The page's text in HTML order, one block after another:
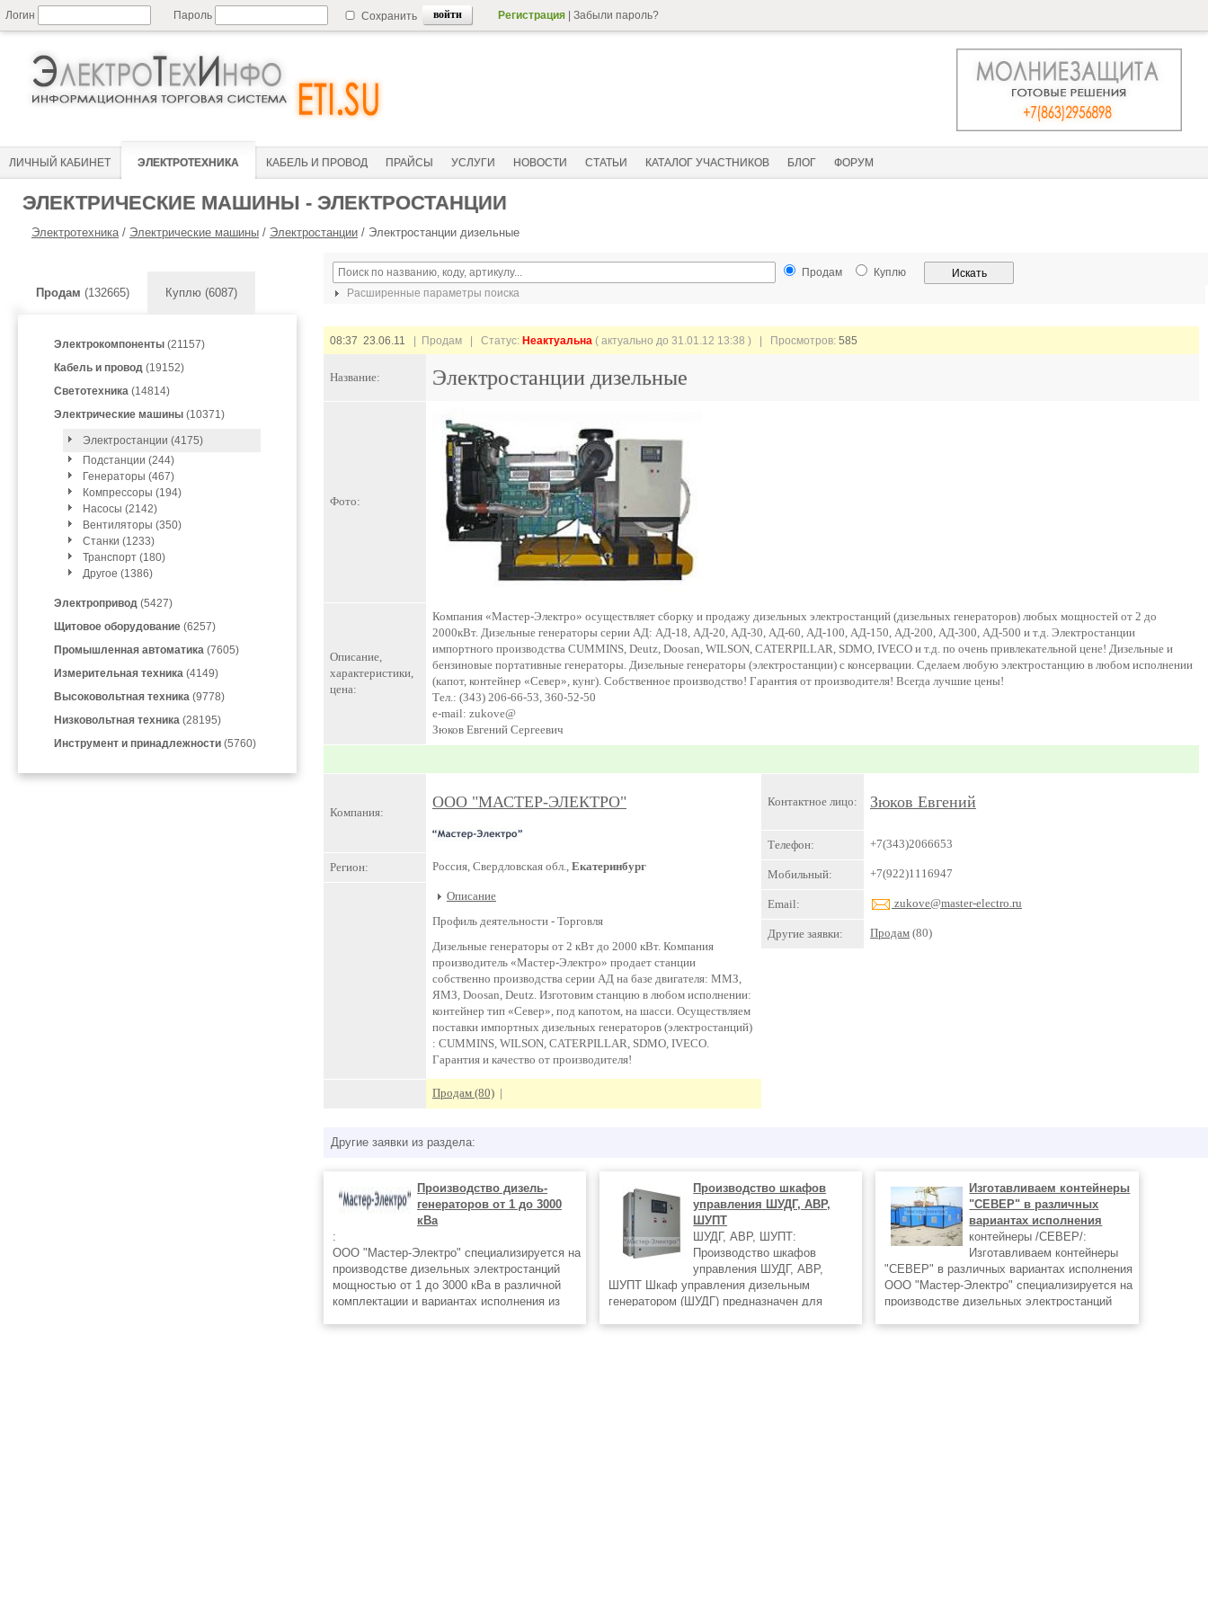
Логин Пароль Сохранить Регистрация Забыли пароль?
ЛИЧНЫЙ КАБИНЕТ ЭЛЕКТРОТЕХНИКА КАБЕЛЬ И ПРОВОД ПРАЙСЫ УСЛУГИ НОВОСТИ СТАТЬИ КАТАЛОГ УЧАСТНИКОВ БЛОГ ФОРУМ
ЭЛЕКТРИЧЕСКИЕ МАШИНЫ - ЭЛЕКТРОСТАНЦИИ
Электротехника/ Электрические машины / Электростанции / Электростанции дизельные
Продам (132665) Куплю (6087)
Электрокомпоненты (21157)
Кабель и провод (19152)
Светотехника (14814)
Электрические машины (10371)
Электростанции (4175)
Подстанции (244)
Генераторы (467)
Компрессоры (194)
Насосы (2142)
Вентиляторы (350)
Станки (1233)
Транспорт (180)
Другое (1386)
Электропривод (5427)
Щитовое оборудование (6257)
Промышленная автоматика (7605)
Измерительная техника (4149)
Высоковольтная техника (9778)
Низковольтная техника (28195)
Инструмент и принадлежности (5760)
Продам
Куплю
Расширенные параметры поиска
08:37 23.06.11 | Продам | Статус: Неактуальна ( актуально до 31.01.12 13:38 ) | Просмотров: 585
Название: Электростанции дизельные
Фото:
Описание,
характеристики,
цена:
Компания «Мастер-Электро» осуществляет сборку и продажу дизельных электростанций (дизельных генераторов) любых мощностей от 2 до
2000кВт. Дизельные генераторы серии АД: АД-18, АД-20, АД-30, АД-60, АД-100, АД-150, АД-200, АД-300, АД-500 и т.д. Электростанции
импортного производства CUMMINS, Deutz, Doosan, WILSON, CATERPILLAR, SDMO, IVECO и т.д. по очень привлекательной цене! Дизельные и
бензиновые портативные генераторы. Дизельные генераторы (электростанции) с консервации. Сделаем любую электростанцию в любом исполнении
(капот, контейнер «Север», кунг). Собственное производство! Гарантия от производителя! Всегда лучшие цены!
Тел.: (343) 206-66-53, 360-52-50
e-mail: zukove@
Зюков Евгений Сергеевич
Компания:
ООО "МАСТЕР-ЭЛЕКТРО"
Регион: Россия, Свердловская обл., Екатеринбург
Описание
Профиль деятельности - Торговля
Дизельные генераторы от 2 кВт до 2000 кВт. Компания
производитель «Мастер-Электро» продает станции
собственно производства серии АД на базе двигателя: ММЗ,
ЯМЗ, Doosan, Deutz. Изготовим станцию в любом исполнении:
контейнер тип «Север», под капотом, на шасси. Осуществляем
поставки импортных дизельных генераторов (электростанций)
: CUMMINS, WILSON, CATERPILLAR, SDMO, IVECO.
Гарантия и качество от производителя!
Продам (80) |
Контактное лицо: Зюков Евгений
Телефон: +7(343)2066653
Мобильный: +7(922)1116947
Email: zukove@master-electro.ru
Другие заявки: Продам (80)
Другие заявки из раздела:
Производство дизель-
генераторов от 1 до 3000
кВа
:
ООО "Мастер-Электро" специализируется на
производстве дизельных электростанций
мощностью от 1 до 3000 кВа в различной
комплектации и вариантах исполнения из
Производство шкафов
управления ШУДГ, АВР,
ШУПТ
ШУДГ, АВР, ШУПТ:
Производство шкафов
управления ШУДГ, АВР,
ШУПТ Шкаф управления дизельным
генератором (ШУДГ) предназначен для
Изготавливаем контейнеры
"СЕВЕР" в различных
вариантах исполнения
контейнеры /СЕВЕР/:
Изготавливаем контейнеры
"СЕВЕР" в различных вариантах исполнения
ООО "Мастер-Электро" специализируется на
производстве дизельных электростанций